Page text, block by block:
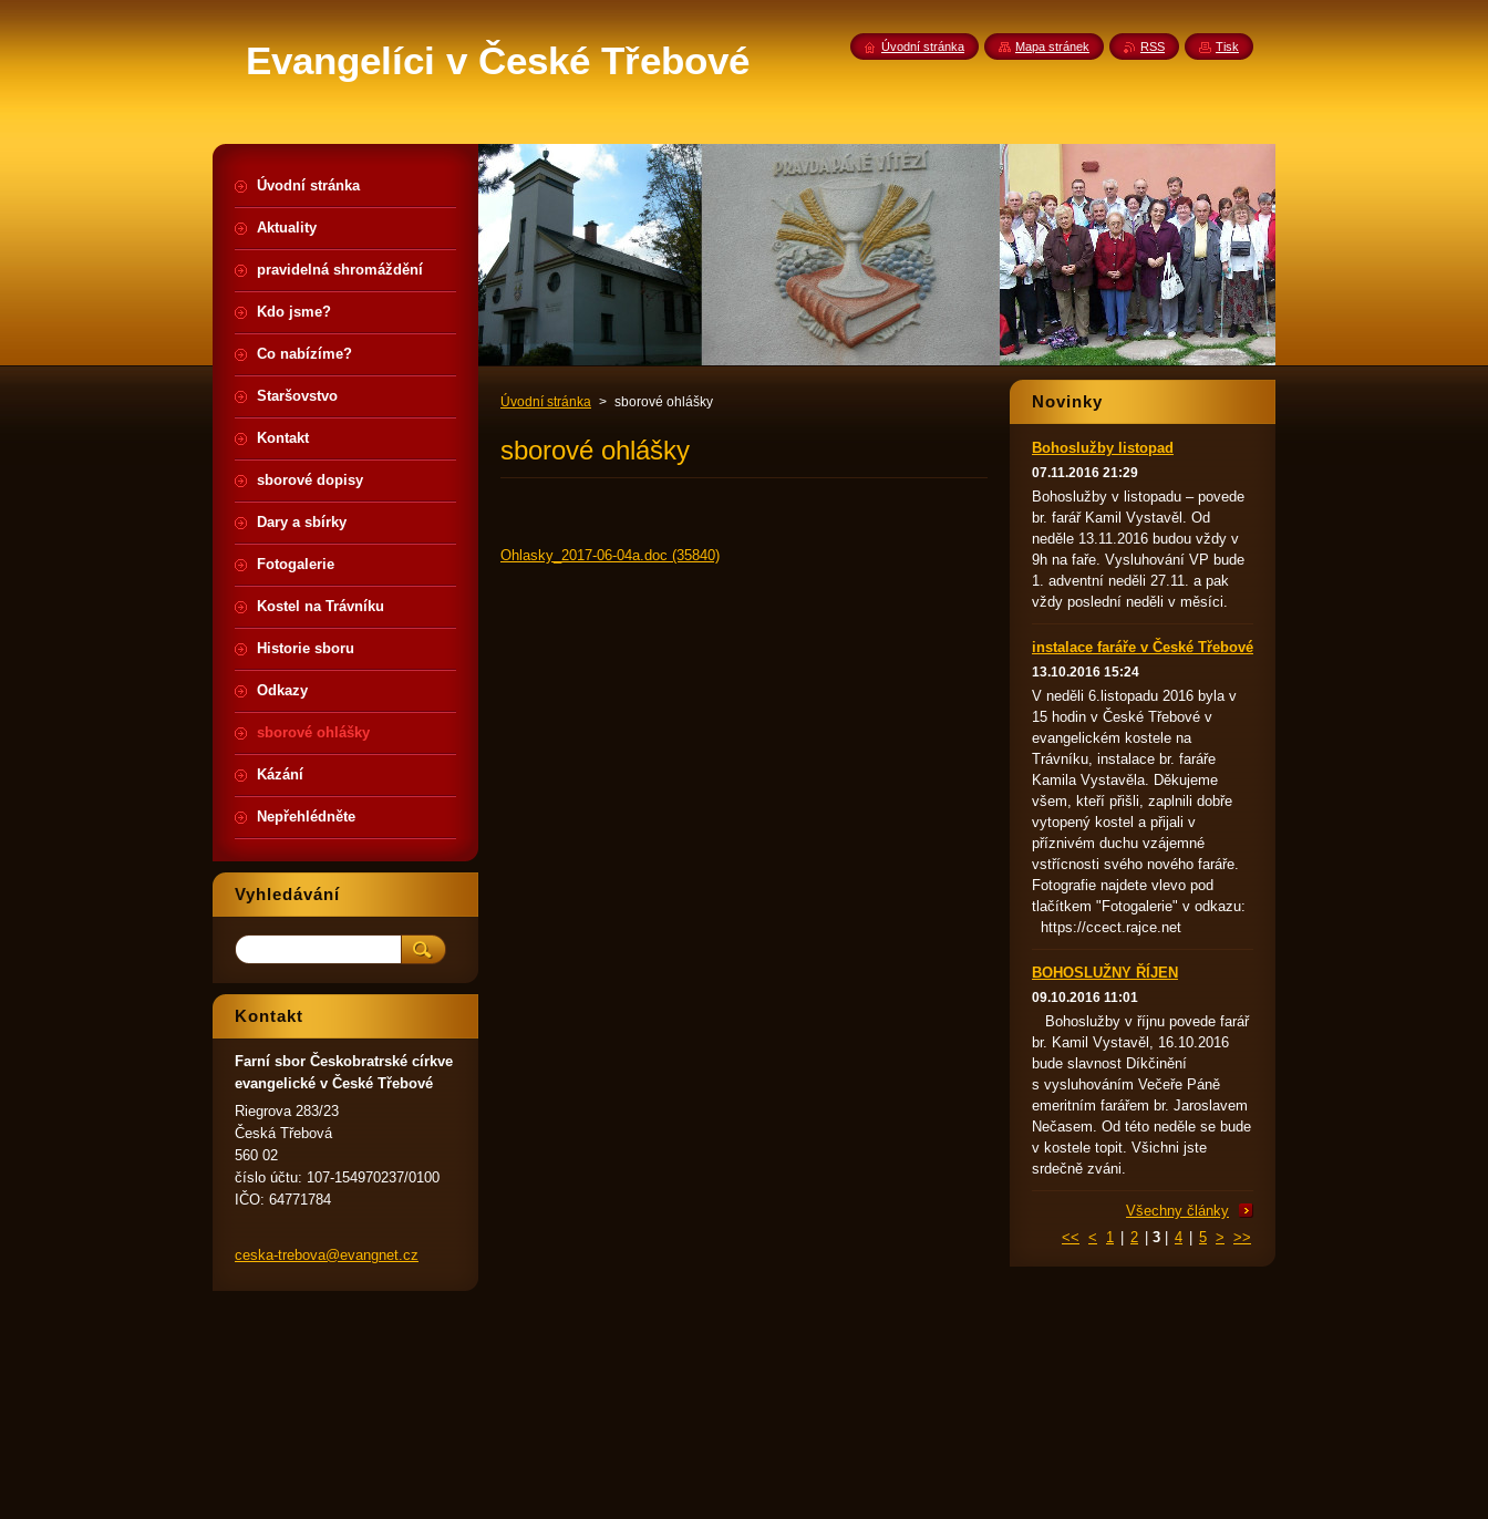
Evangelíci v České Třebové
Úvodní stránka > sborové ohlášky
sborové ohlášky
Ohlasky_2017-06-04a.doc (35840)
Novinky
Bohoslužby listopad
07.11.2016 21:29
Bohoslužby v listopadu – povede
br. farář Kamil Vystavěl. Od
neděle 13.11.2016 budou vždy v
9h na faře. Vysluhování VP bude
1. adventní neděli 27.11. a pak
vždy poslední neděli v měsíci.
instalace faráře v České Třebové
13.10.2016 15:24
V neděli 6.listopadu 2016 byla v
15 hodin v České Třebové v
evangelickém kostele na
Trávníku, instalace br. faráře
Kamila Vystavěla. Děkujeme
všem, kteří přišli, zaplnili dobře
vytopený kostel a přijali v
příznivém duchu vzájemné
vstřícnosti svého nového faráře.
Fotografie najdete vlevo pod
tlačítkem "Fotogalerie" v odkazu:
https://ccect.rajce.net
BOHOSLUŽNY ŘÍJEN
09.10.2016 11:01
Bohoslužby v říjnu povede farář
br. Kamil Vystavěl, 16.10.2016
bude slavnost Díkčinění
s vysluhováním Večeře Páně
emeritním farářem br. Jaroslavem
Nečasem. Od této neděle se bude
v kostele topit. Všichni jste
srdečně zváni.
Všechny články
<< < 1 2 3 4 5 > >>
Úvodní stránka
Aktuality
pravidelná shromáždění
Kdo jsme?
Co nabízíme?
Staršovstvo
Kontakt
sborové dopisy
Dary a sbírky
Fotogalerie
Kostel na Trávníku
Historie sboru
Odkazy
sborové ohlášky
Kázání
Nepřehlédněte
Vyhledávání
Kontakt
Farní sbor Českobratrské církve
evangelické v České Třebové
Riegrova 283/23
Česká Třebová
560 02
číslo účtu: 107-154970237/0100
IČO: 64771784
ceska-trebova@evangnet.cz
Úvodní stránka Mapa stránek RSS Tisk